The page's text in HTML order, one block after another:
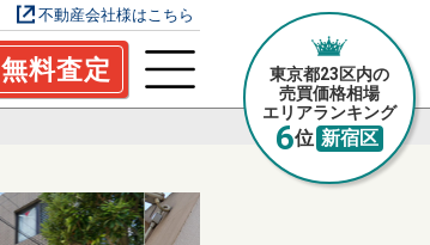
不動産会社様はこちら
無料査定
東京都23区内の
売買価格相場
エリアランキング
6位 新宿区